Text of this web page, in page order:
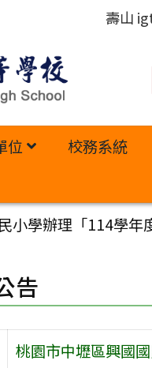
壽山
位 校務系統
小學辦理「114學年
告
桃園市中壢區興國